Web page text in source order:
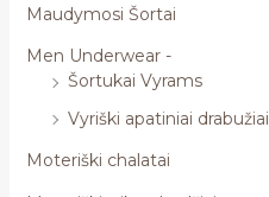
Maudymosi Šortai
Men Underwear -
Šortukai Vyrams
Vyriški apatiniai drabužiai
Moteriški chalatai